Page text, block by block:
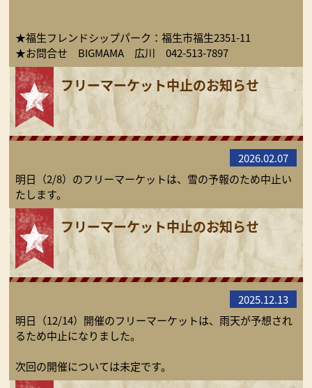
★福生フレンドシップパーク：福生市福生2351-11
★お問合せ BIGMAMA 広川 042-513-7897
フリーマーケット中止のお知らせ
2026.02.07
明日（2/8）のフリーマーケットは、雪の予報のため中止い
たします。
フリーマーケット中止のお知らせ
2025.12.13
明日（12/14）開催のフリーマーケットは、雨天が予想され
るため中止になりました。
次回の開催については未定です。